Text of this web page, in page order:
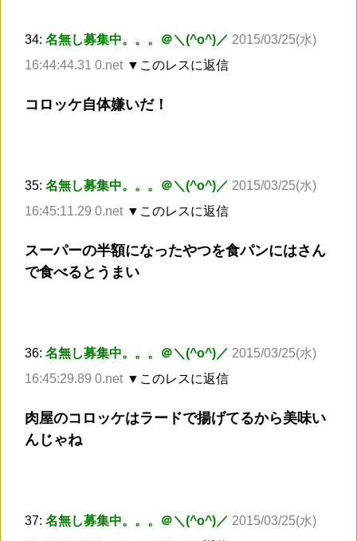
34: 名無し募集中。。。＠＼(^o^)／ 2015/03/25(水)
16:44:44.31 0.net ▼このレスに返信
コロッケ自体嫌いだ！
35: 名無し募集中。。。＠＼(^o^)／ 2015/03/25(水)
16:45:11.29 0.net ▼このレスに返信
スーパーの半額になったやつを食パンにはさん
で食べるとうまい
36: 名無し募集中。。。＠＼(^o^)／ 2015/03/25(水)
16:45:29.89 0.net ▼このレスに返信
肉屋のコロッケはラードで揚げてるから美味い
んじゃね
37: 名無し募集中。。。＠＼(^o^)／ 2015/03/25(水)